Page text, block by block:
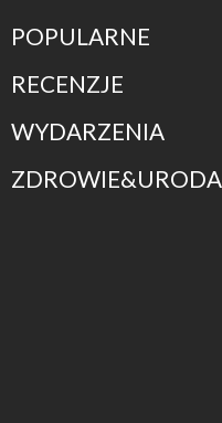
POPULARNE
RECENZJE
WYDARZENIA
ZDROWIE&URODA